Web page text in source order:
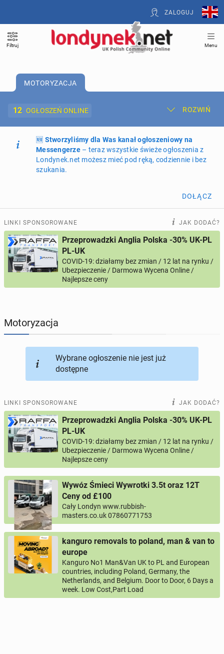
ZALOGUJ
Filtruj Menu
MOTORYZACJA
12 OGŁOSZEŃ ONLINE ROZWIŃ
Dodaj ogłoszenie Moje ogłoszenia
Oferta i cennik ogłoszeń
ogłoszeń online
PROFILE KANDYDATÓW 308 profili online
USŁUGI 170ogłoszeń online
KUPIĘ & SPRZEDAM
🆕 Stworzyliśmy dla Was kanał ogłoszeniowy na
Messengerze– teraz wszystkie świeże ogłoszenia z
Londynek.net możesz mieć pod ręką, codziennie i bez
szukania.
DOŁĄCZ
LINKI SPONSOROWANE JAK DODAĆ?
Przeprowadzki Anglia Polska -30% UK-PL
PL-UK
COVID-19: działamy bez zmian / 12 lat na rynku /
Ubezpieczenie / Darmowa Wycena Online /
Najlepsze ceny
Motoryzacja
Wybrane ogłoszenie nie jest już
dostępne
LINKI SPONSOROWANE JAK DODAĆ?
Przeprowadzki Anglia Polska -30% UK-PL
PL-UK
COVID-19: działamy bez zmian / 12 lat na rynku /
Ubezpieczenie / Darmowa Wycena Online /
Najlepsze ceny
Wywóz Śmieci Wywrotki 3.5t oraz 12T
Ceny od £100
Cały Londyn www.rubbish-
masters.co.uk 07860771753
kanguro removals to poland, man & van to
europe
Kanguro No1 Man&Van UK to PL and European
countries, including Poland, Germany, the
Netherlands, and Belgium. Door to Door, 6 Days a
week. Low Cost,Part Load